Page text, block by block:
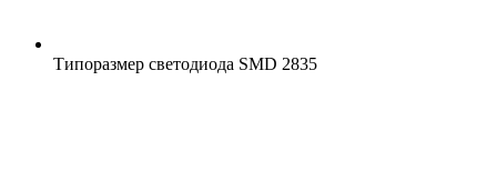
Типоразмер светодиода SMD 2835